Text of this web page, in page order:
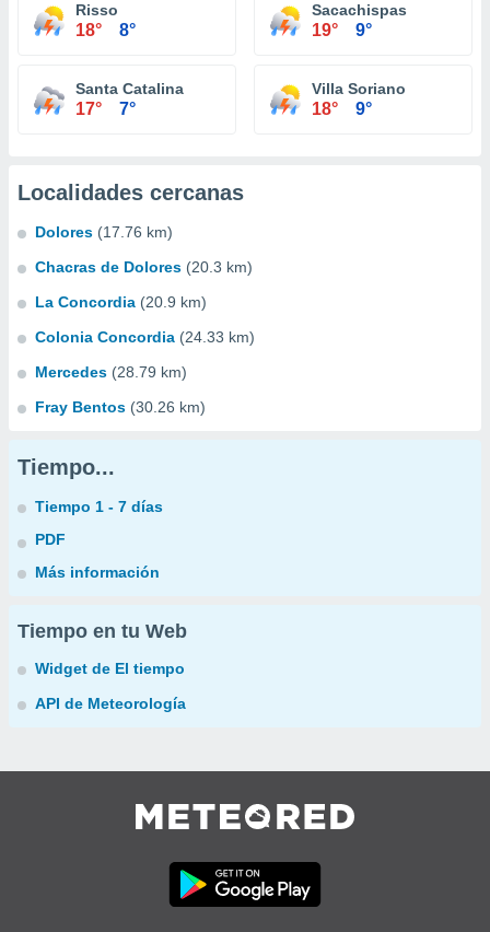
Risso
18° 8°
Sacachispas
19° 9°
Santa Catalina
17° 7°
Villa Soriano
18° 9°
Localidades cercanas
Dolores (17.76 km)
Chacras de Dolores (20.3 km)
La Concordia (20.9 km)
Colonia Concordia (24.33 km)
Mercedes (28.79 km)
Fray Bentos (30.26 km)
Tiempo...
Tiempo 1 - 7 días
PDF
Más información
Tiempo en tu Web
Widget de El tiempo
API de Meteorología